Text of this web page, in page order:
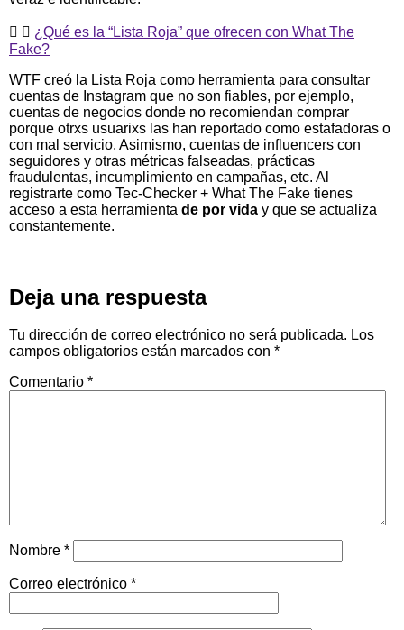
¿Qué es la “Lista Roja” que ofrecen con What The
Fake?
WTF creó la Lista Roja como herramienta para consultar
cuentas de Instagram que no son fiables, por ejemplo,
cuentas de negocios donde no recomiendan comprar
porque otrxs usuarixs las han reportado como estafadoras o
con mal servicio. Asimismo, cuentas de influencers con
seguidores y otras métricas falseadas, prácticas
fraudulentas, incumplimiento en campañas, etc. Al
registrarte como Tec-Checker + What The Fake tienes
acceso a esta herramienta de por vida y que se actualiza
constantemente.
Deja una respuesta
Tu dirección de correo electrónico no será publicada. Los
campos obligatorios están marcados con *
Comentario *
Nombre *
Correo electrónico *